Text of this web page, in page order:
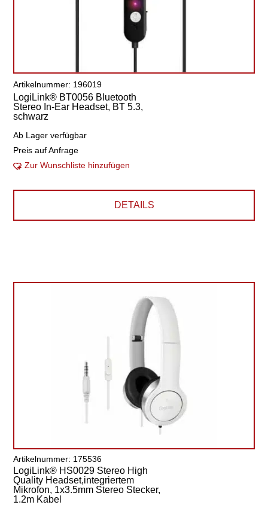
Artikelnummer: 196019
LogiLink® BT0056 Bluetooth
Stereo In-Ear Headset, BT 5.3,
schwarz
Ab Lager verfügbar
Preis auf Anfrage
Zur Wunschliste hinzufügen
DETAILS
Artikelnummer: 175536
LogiLink® HS0029 Stereo High
Quality Headset,integriertem
Mikrofon, 1x3.5mm Stereo Stecker,
1.2m Kabel